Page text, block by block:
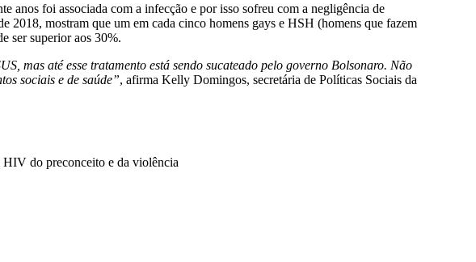
foi associada com a infecção e por isso sofreu com a negligência de
2018, mostram que um em cada cinco homens gays e HSH (homens que fazem
ser superior aos 30%.
mas até esse tratamento está sendo sucateado pelo governo Bolsonaro. Não
sociais e de saúde”, afirma Kelly Domingos, secretária de Políticas Sociais da
do preconceito e da violência